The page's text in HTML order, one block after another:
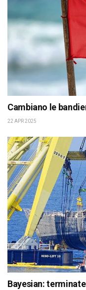
Cambiano le
22 APR 2025
Bayesian: